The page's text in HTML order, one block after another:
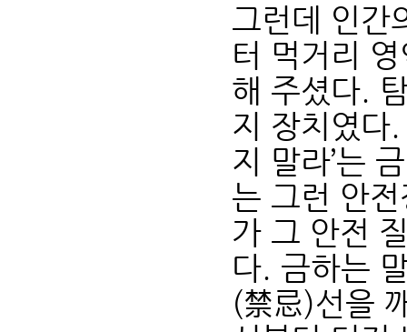
그런데 인간
터 먹거리
해 주셨다.
지 장치였다
지 말라’는
는 그런 안
가 그 안전
다. 금하는
(禁忌)선을